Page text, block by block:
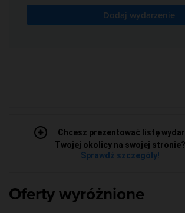
Dodaj wydarzenie
Chcesz prezentować listę
Twojej okolicy na swojej stronie?
Sprawdź szczegóły!
Oferty wyróżnione